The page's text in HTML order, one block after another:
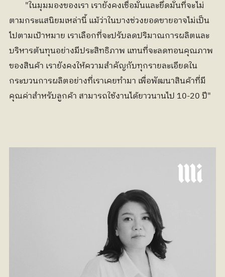
ตามกระแสนิยมเหล่านี้ แม้ว่าในบางช่วงยอดขายอาจไม่เป็น
ไปตามเป้าหมาย เราเลือกที่จะปรับลดปริมาณการผลิตและ
บริหารต้นทุนอย่างมีประสิทธิภาพ แทนที่จะลดทอนคุณภาพ
ของสินค้า เรายังคงให้ความสำคัญกับทุกรายละเอียดใน
กระบวนการผลิตอย่างที่เราเคยทำมา เพื่อพัฒนาสินค้าที่มี
คุณค่าสำหรับลูกค้า สามารถใช้งานได้ยาวนานไป 10-20 ปี"